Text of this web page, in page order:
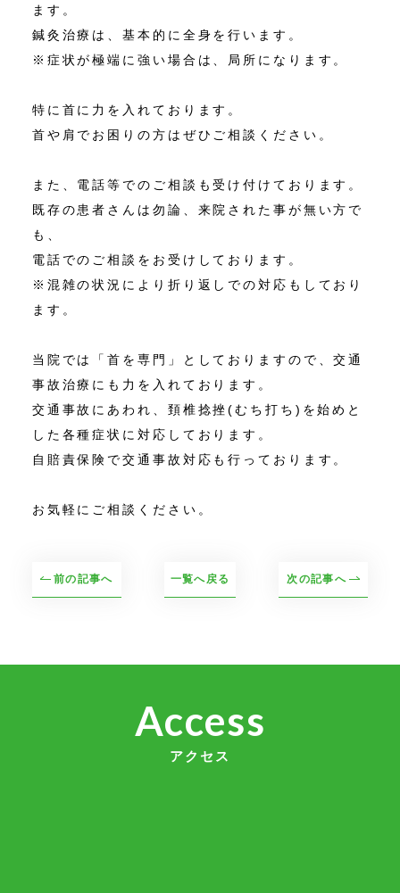
ます。
鍼灸治療は、基本的に全身を行います。
※症状が極端に強い場合は、局所になります。
特に首に力を入れております。
首や肩でお困りの方はぜひご相談ください。
また、電話等でのご相談も受け付けております。
既存の患者さんは勿論、来院された事が無い方で
も、
電話でのご相談をお受けしております。
※混雑の状況により折り返しでの対応もしており
ます。
当院では「首を専門」としておりますので、交通
事故治療にも力を入れております。
交通事故にあわれ、頚椎捻挫(むち打ち)を始めと
した各種症状に対応しております。
自賠責保険で交通事故対応も行っております。
お気軽にご相談ください。
前の記事へ 一覧へ戻る 次の記事へ
Access
アクセス